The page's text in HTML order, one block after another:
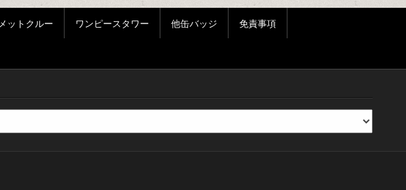
ットクルー ワンピースタワー 他缶バッジ 免責事項